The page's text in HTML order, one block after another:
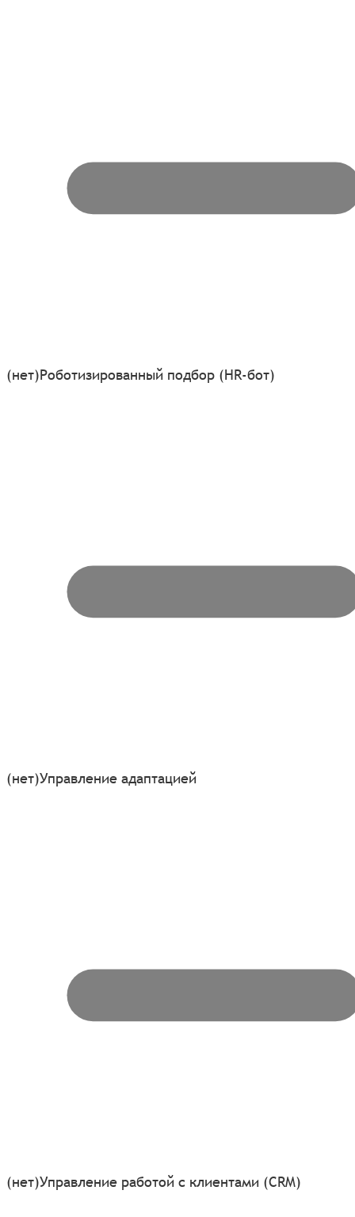
(нет)Роботизированный подбор (HR-бот)
(нет)Управление адаптацией
(нет)Управление работой с клиентами (CRM)